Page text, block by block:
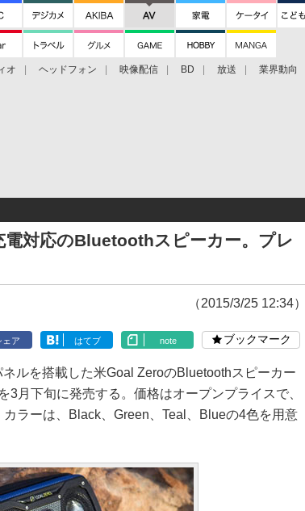
オ ヘッドフォン 映像配信 BD 放送 業界動向
対応のBluetoothスピーカー。プレ
（2015/3/25 12:34）
ェア はてブ note ブックマーク
ルを搭載した米Goal ZeroのBluetoothスピーカー
3月下旬に発売する。価格はオープンプライスで、
ラーは、Black、Green、Teal、Blueの4色を用意